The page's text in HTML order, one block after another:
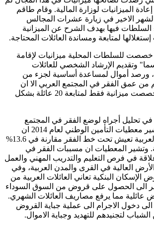
الميزانيات لوزارة المالية. وقام طاقم
الاخير في زيارة عشرات المجالس
السلطات فيها بهدف الشرح عن الميزانية
لمتابعة ومساندة العائلات المحتاجة.
خصصت للسلطات المحلية ميزانيات لإقامة
وتقديم الإرشاد الشخصي للعائلات
ورصد أموال لمساعدة أساسية لجزء من
من عمق الفقر في المجتمع العربي الا ان
الوزارات الحكومية خصصت ميزانية فقط لمتابعة 20 عائلة بشكل
تحليل أجراه لوضع الفقر في المجتمع
العربي ومسبباته "تشير معطيات التأمين الوطني لعام 2014 ان
52.6% من العائلات العربية تعيش تحت خط الفقر مقارنة في 13.6%
وتشير المعطيات ان مسببات الفقر في
في فرص التعليم والتدريب المهني والعمل
العالية في القرى والمدن العربية، وفي
البنكية تعاني العائلات العربية من
الى الحصول على قروض من السوق السوداء
عائلية مما يرفع مصاريف العائلات الشهري.
دخول الاجرام الى عملية جباية القروض
لتجنيدهم للتهديد وجباية الاموال.